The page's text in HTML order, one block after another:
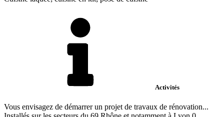
Activités
Vous envisagez de démarrer un projet de travaux de rénovation...